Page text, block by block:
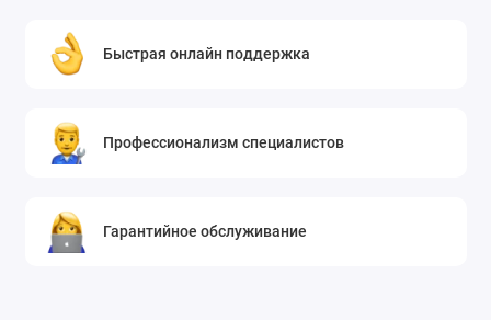
Быстрая онлайн поддержка
Профессионализм специалистов
Гарантийное обслуживание